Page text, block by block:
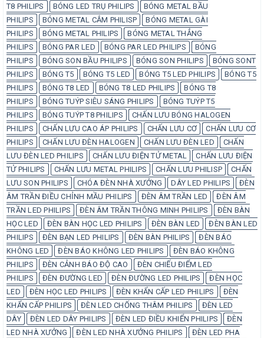
T8 PHILIPS
BÓNG LED TRỤ PHILIPS
BÓNG METAL BẦU
PHILIPS
BÓNG METAL CẮM PHILISP
BÓNG METAL GÀI
PHILIPS
BÓNG METAL PHILIPS
BÓNG METAL THẲNG
PHILIPS
BÓNG PAR LED BÓNG PAR LED PHILIPS
BÓNG
PHILIPS
BÓNG SON BẦU PHILIPS BÓNG SON PHILIPS
BÓNG SONT
PHILIPS
BÓNG T5 BÓNG T5 LED BÓNG T5 LED PHILIPS
BÓNG T5
PHILIPS
BÓNG T8 LED BÓNG T8 LED PHILIPS
BÓNG T8
PHILIPS
BÓNG TUÝP SIÊU SÁNG PHILIPS
BÓNG TUÝP T5
PHILIPS
BÓNG TUÝP T8 PHILIPS
CHẤN LƯU BÓNG HALOGEN
PHILIPS
CHẤN LƯU CAO ÁP PHILIPS CHẤN LƯU CƠ
CHẤN LƯU CƠ
PHILIPS
CHẤN LƯU ĐÈN HALOGEN CHẤN LƯU ĐÈN LED
CHẤN
LƯU ĐÈN LED PHILIPS
CHẤN LƯU ĐIỆN TỬ METAL
CHẤN LƯU ĐIỆN
TỬ PHILIPS
CHẤN LƯU METAL PHILIPS CHẤN LƯU PHILISP
CHẤN
LƯU SON PHILIPS
CHÓA ĐÈN NHÀ XƯỞNG DÂY LED PHILIPS
ĐÈN
ÂM TRẦN ĐIỀU CHỈNH MẦU PHILIPS
ĐÈN ÂM TRẦN LED
ĐÈN ÂM
TRẦN LED PHILIPS
ĐÈN ÂM TRẦN THÔNG MINH PHILIPS
ĐÈN BÀN
HỌC LED
ĐÈN BÀN HỌC LED PHILIPS ĐÈN BÀN LED
ĐÈN BÀN LED
PHILIPS
ĐÈN BẠN LED PHILIPS ĐÈN BÀN PHILIPS
ĐÈN BÁO
KHÔNG LED
ĐÈN BÁO KHÔNG LED PHILIPS
ĐÈN BÁO KHÔNG
PHILIPS
ĐÈN CẢNH BÁO ĐỘ CAO
ĐÈN CHIẾU ĐIỂM LED
PHILIPS
ĐÈN ĐƯỜNG LED ĐÈN ĐƯỜNG LED PHILIPS
ĐÈN HỌC
LED
ĐÈN HỌC LED PHILIPS ĐÈN KHẨN CẤP LED PHILIPS
ĐÈN
KHẨN CẤP PHILIPS
ĐÈN LED CHỐNG THÂM PHILIPS
ĐÈN LED
DÂY
ĐÈN LED DÂY PHILIPS ĐÈN LED ĐIỀU KHIỂN PHILIPS
ĐÈN
LED NHÀ XƯỞNG
ĐÈN LED NHÀ XƯỞNG PHILIPS
ĐÈN LED PHA